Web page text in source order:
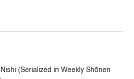
(Serialized in Weekly Shōnen